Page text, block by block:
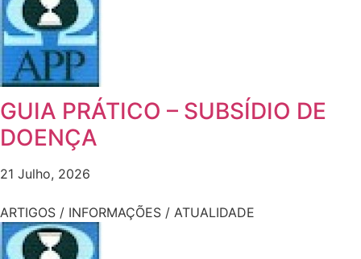
GUIA PRÁTICO – SUBSÍDIO DE
DOENÇA
21 Julho, 2026
ARTIGOS / INFORMAÇÕES / ATUALIDADE